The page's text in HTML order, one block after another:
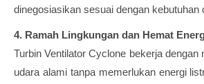
dinegosiasikan sesuai dengan kebutuhan
4. Ramah Lingkungan dan Hemat
Turbin Ventilator Cyclone bekerja dengan
udara alami tanpa memerlukan energi